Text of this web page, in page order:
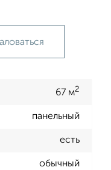
67 м2
панельный
есть
обычный